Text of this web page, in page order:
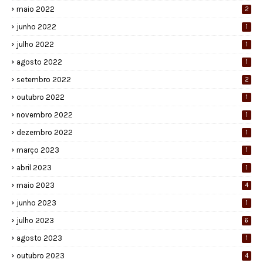
maio 2022 2
junho 2022 1
julho 2022 1
agosto 2022 1
setembro 2022 2
outubro 2022 1
novembro 2022 1
dezembro 2022 1
março 2023 1
abril 2023 1
maio 2023 4
junho 2023 1
julho 2023 6
agosto 2023 1
outubro 2023 4